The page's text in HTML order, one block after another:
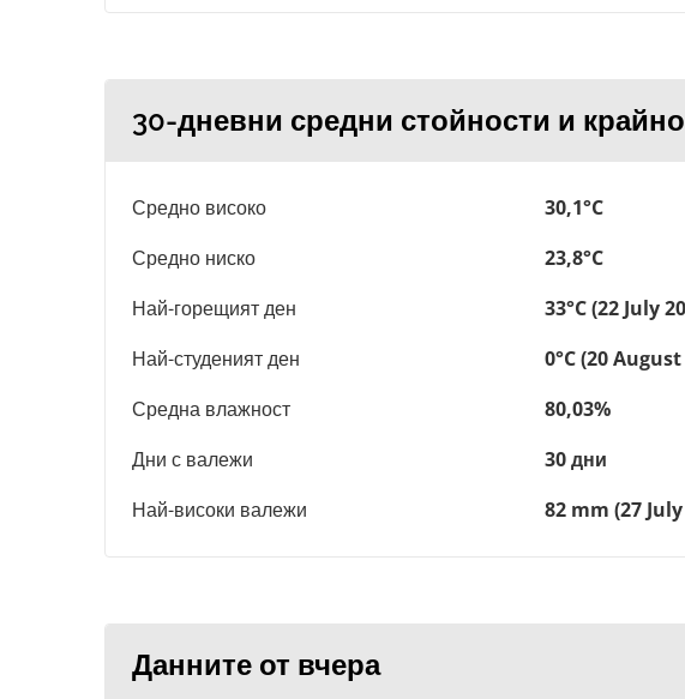
30-дневни средни стойности и
Средно високо
30,1°C
Средно ниско
23,8°C
Най-горещият ден
33°C (22 July
Най-студеният ден
0°C (20
Средна влажност
80,03%
Дни с валежи
30 дни
Най-високи валежи
82 mm (27
Данните от вчера